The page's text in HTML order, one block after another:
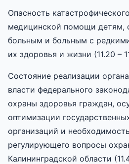
Опасность
медицинской помощи детям,
больным и больным с
их здоровья и жизни (11.20 –
Состояние реализации
власти федерального
охраны здоровья граждан,
оптимизации
организаций и
регулирующего вопросы
Калининградской области